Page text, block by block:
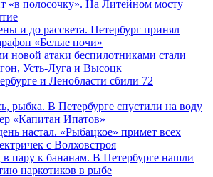
«в полосочку». На Литейном мосту
и до рассвета. Петербург принял
«Белые ночи»
новой атаки беспилотниками стали
Усть-Луга и Высоцк
и Ленобласти сбили 72
рыбка. В Петербурге спустили на воду
«Капитан Ипатов»
настал. «Рыбацкое» примет всех
с Волховстроя
в пару к бананам. В Петербурге нашли
наркотиков в рыбе